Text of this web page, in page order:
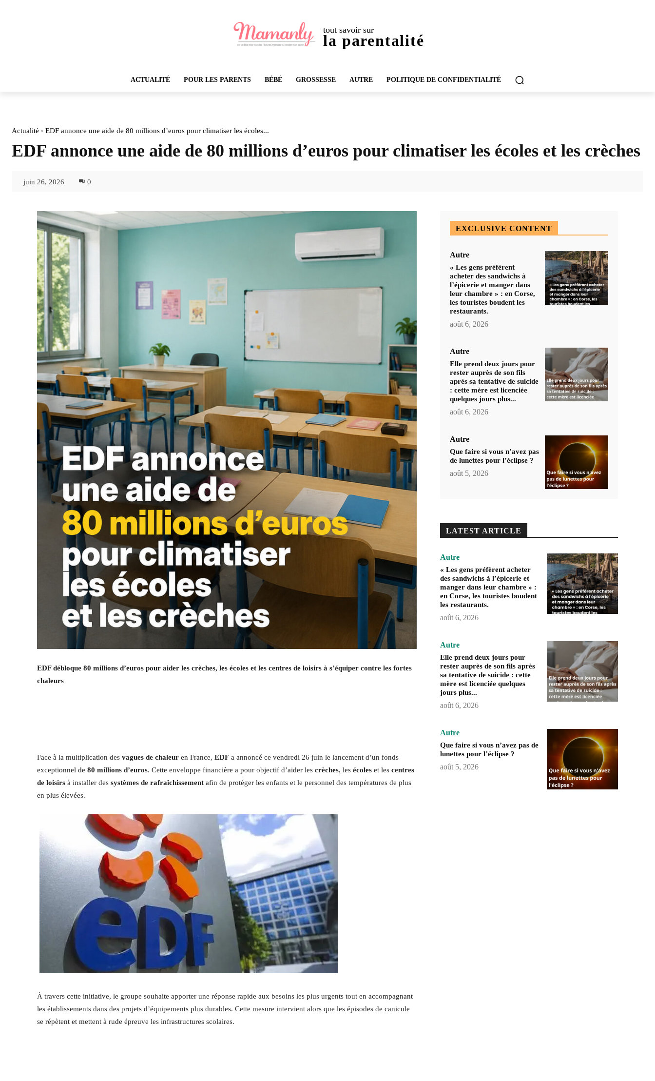
tout savoir sur
la parentalité
ACTUALITÉ POUR LES PARENTS BÉBÉ GROSSESSE AUTRE POLITIQUE DE CONFIDENTIALITÉ
Actualité EDF annonce une aide de 80 millions d’euros pour climatiser les écoles...
EDF annonce une aide de 80 millions d’euros pour climatiser les écoles et les crèches
juin 26, 2026 0
EDF débloque 80 millions d’euros pour aider les crèches, les écoles et les centres de loisirs à s’équiper contre les fortes
chaleurs
Face à la multiplication des vagues de chaleur en France, EDF a annoncé ce vendredi 26 juin le lancement d’un fonds
exceptionnel de 80 millions d’euros. Cette enveloppe financière a pour objectif d’aider les crèches, les écoles et les centres
de loisirs à installer des systèmes de rafraîchissement afin de protéger les enfants et le personnel des températures de plus
en plus élevées.
À travers cette initiative, le groupe souhaite apporter une réponse rapide aux besoins les plus urgents tout en accompagnant
les établissements dans des projets d’équipements plus durables. Cette mesure intervient alors que les épisodes de canicule
se répètent et mettent à rude épreuve les infrastructures scolaires.
EXCLUSIVE CONTENT
Autre
« Les gens préfèrent
acheter des sandwichs à
l’épicerie et manger dans
leur chambre » : en Corse,
les touristes boudent les
restaurants.
août 6, 2026
Autre
Elle prend deux jours pour
rester auprès de son fils
après sa tentative de suicide
: cette mère est licenciée
quelques jours plus...
août 6, 2026
Autre
Que faire si vous n’avez pas
de lunettes pour l’éclipse ?
août 5, 2026
LATEST ARTICLE
Autre
« Les gens préfèrent acheter
des sandwichs à l’épicerie et
manger dans leur chambre » :
en Corse, les touristes boudent
les restaurants.
août 6, 2026
Autre
Elle prend deux jours pour
rester auprès de son fils après
sa tentative de suicide : cette
mère est licenciée quelques
jours plus...
août 6, 2026
Autre
Que faire si vous n’avez pas de
lunettes pour l’éclipse ?
août 5, 2026